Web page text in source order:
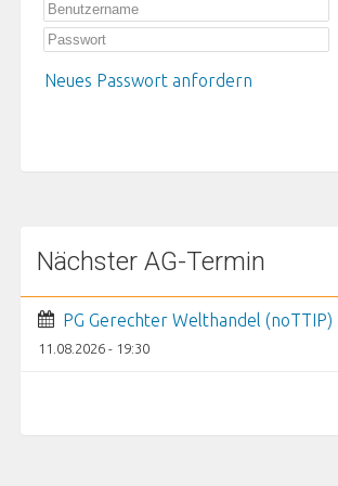
Neues Passwort anfordern
Nächster AG-Termin
PG Gerechter Welthandel (noTTIP)
11.08.2026 - 19:30